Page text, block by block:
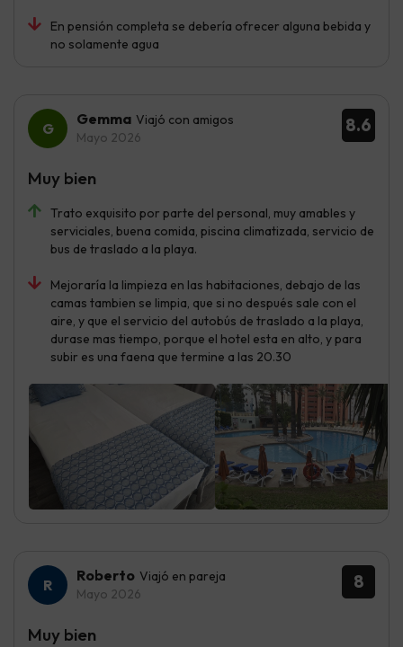
En pensión completa se debería ofrecer alguna bebida y
no solamente agua
8.6
Gemma Viajó con amigos
Mayo 2026
Trato exquisito por parte del personal, muy amables y
serviciales, buena comida, piscina climatizada, servicio de
bus de traslado a la playa.
Mejoraría la limpieza en las habitaciones, debajo de las
camas tambien se limpia, que si no después sale con el
aire, y que el servicio del autobús de traslado a la playa,
durase mas tiempo, porque el hotel esta en alto, y para
subir es una faena que termine a las 20.30
Muy bien
8
Roberto Viajó en pareja
Mayo 2026
Muy bien